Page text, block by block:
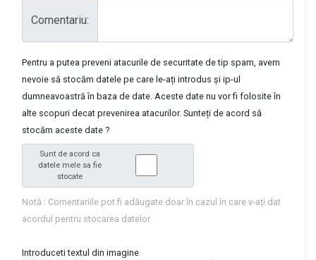
Comentariu:
Pentru a putea preveni atacurile de securitate de tip spam, avem
nevoie să stocăm datele pe care le-ați introdus și ip-ul
dumneavoastră în baza de date. Aceste date nu vor fi folosite în
alte scopuri decat prevenirea atacurilor. Sunteți de acord să
stocăm aceste date ?
Sunt de acord ca
datele mele sa fie
stocate
Notă : Comentariile pot fi adăugate doar în cazul în care v-ați dat
acordul pentru stocarea datelor
Introduceti textul din imagine